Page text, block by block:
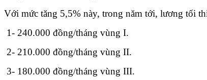
Với mức tăng 5,5% này, trong năm tới, lương tối
1- 240.000 đồng/tháng vùng I.
2- 210.000 đồng/tháng vùng II.
3- 180.000 đồng/tháng vùng III.